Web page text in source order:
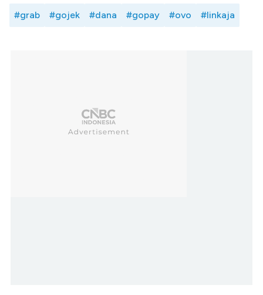
#grab #gojek #dana #gopay #ovo #linkaja